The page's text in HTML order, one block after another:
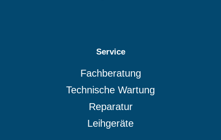
Service
Fachberatung
Technische Wartung
Reparatur
Leihgeräte